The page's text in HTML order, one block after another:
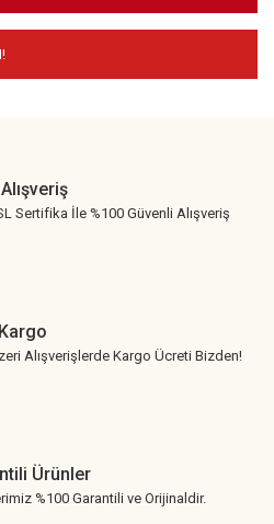
Sertifika İle %100 Güvenli Alışveriş
Alışverişlerde Kargo Ücreti Bizden!
Ürünler
%100 Garantili ve Orijinaldir.